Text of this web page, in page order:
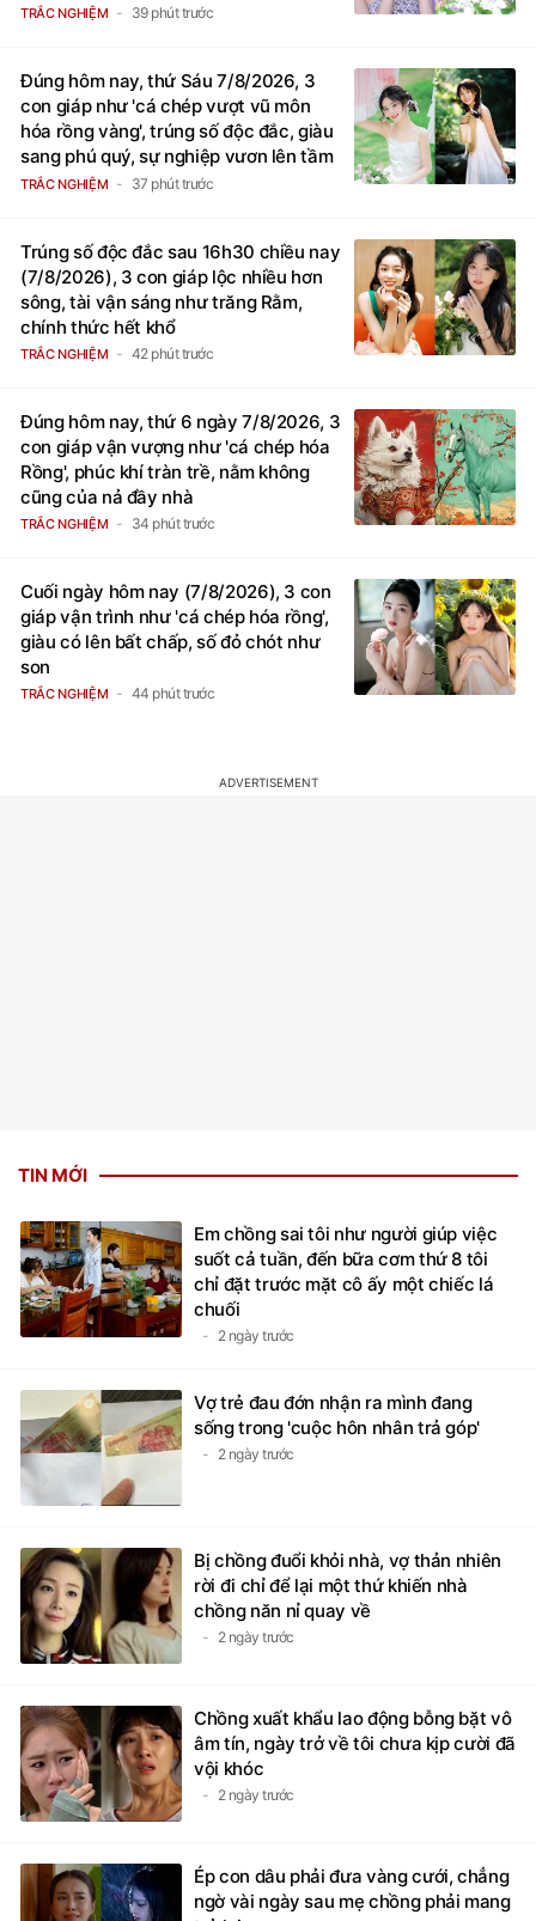
TRẮC NGHIỆM 39 phút trước
Đúng hôm nay, thứ Sáu 7/8/2026, 3
con giáp như 'cá chép vượt vũ môn
hóa rồng vàng', trúng số độc đắc, giàu
sang phú quý, sự nghiệp vươn lên tầm
cao mới
TRẮC NGHIỆM 37 phút trước
Trúng số độc đắc sau 16h30 chiều nay
(7/8/2026), 3 con giáp lộc nhiều hơn
sông, tài vận sáng như trăng Rằm,
chính thức hết khổ
TRẮC NGHIỆM 42 phút trước
Đúng hôm nay, thứ 6 ngày 7/8/2026, 3
con giáp vận vượng như 'cá chép hóa
Rồng', phúc khí tràn trề, nằm không
cũng của nả đầy nhà
TRẮC NGHIỆM 34 phút trước
Cuối ngày hôm nay (7/8/2026), 3 con
giáp vận trình như 'cá chép hóa rồng',
giàu có lên bất chấp, số đỏ chót như
son
TRẮC NGHIỆM 44 phút trước
TIN MỚI
Em chồng sai tôi như người giúp việc
suốt cả tuần, đến bữa cơm thứ 8 tôi
chỉ đặt trước mặt cô ấy một chiếc lá
chuối
2 ngày trước
Vợ trẻ đau đớn nhận ra mình đang
sống trong 'cuộc hôn nhân trả góp'
2 ngày trước
Bị chồng đuổi khỏi nhà, vợ thản nhiên
rời đi chỉ để lại một thứ khiến nhà
chồng năn nỉ quay về
2 ngày trước
Chồng xuất khẩu lao động bỗng bặt vô
âm tín, ngày trở về tôi chưa kịp cười đã
vội khóc
2 ngày trước
Ép con dâu phải đưa vàng cưới, chẳng
ngờ vài ngày sau mẹ chồng phải mang